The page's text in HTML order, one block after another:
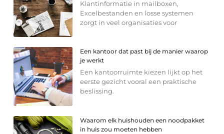
Klantinformatie in mailboxen,
Excelbestanden en losse systemen
zorgt in veel organisaties voor
Een kantoor dat past bij de manier waarop
je werkt
Een kantoorruimte kiezen lijkt op het
eerste gezicht vooral een praktische
beslissing.
Waarom elk huishouden een noodpakket
in huis zou moeten hebben